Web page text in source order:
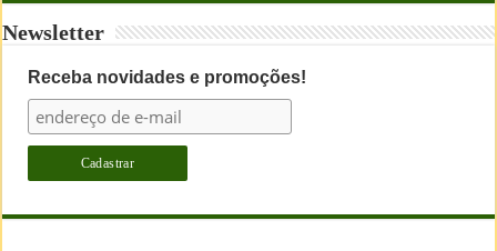
Newsletter
Receba novidades e promoções!